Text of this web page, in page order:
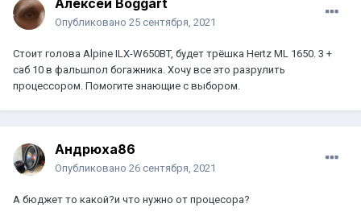
Алексей Boggart
Опубликовано 25 сентября, 2021
Стоит голова Alpine ILX-W650BT, будет трёшка Hertz ML 1650. 3 +
саб 10 в фальшпол богажника. Хочу все это разрулить
процессором. Помогите знающие с выбором.
Андрюха86
Опубликовано 26 сентября, 2021
А бюджет то какой?и что нужно от процесора?